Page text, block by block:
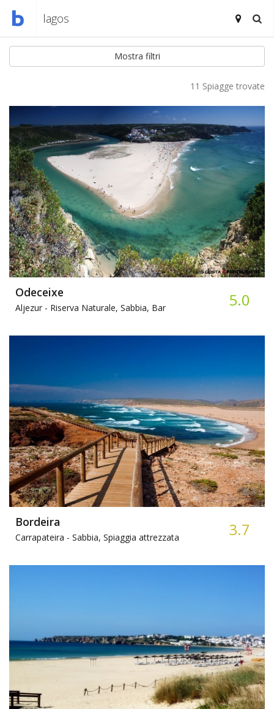
Mostra filtri
11 Spiagge trovate
Odeceixe
Aljezur - Riserva Naturale, Sabbia, Bar 5.0
Bordeira
Carrapateira - Sabbia, Spiaggia attrezzata 3.7